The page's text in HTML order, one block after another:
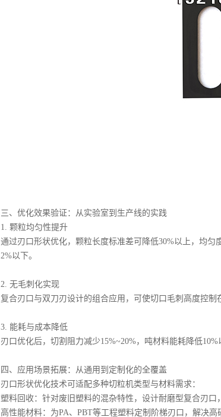
三、优化效果验证：从实验室到生产线的实践
1. 颗粒均匀性提升
通过刃口形状优化，颗粒长度标准差可降低30%以上，均
2%以下。
2. 无毛刺化实现
复合刃口与双刀刃设计的组合应用，可使切口毛刺高度控制
3. 能耗与成本降低
刃口优化后，切割阻力减少15%~20%，吨材料能耗降低
四、应用场景拓展：从通用到定制化的全覆盖
刃口形状优化技术可适配多种切粒机类型与材料需求：
塑料回收：针对废旧塑料的混杂特性，设计耐磨型复合刃口
高性能材料：为PA、PBT等工程塑料定制阶梯刃口，解决高